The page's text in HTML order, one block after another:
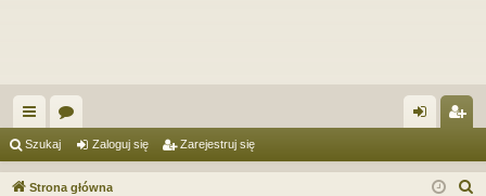
ię
ce
or
a og ej
Szukaj Zaloguj się Zarejestruj się
Strona główna